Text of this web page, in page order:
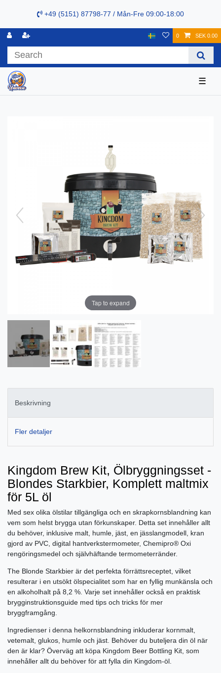
+49 (5151) 87798-77 / Mån-Fre 09:00-18:00
0 SEK 0.00
☰
Tap to expand
Beskrivning
Fler detaljer
Kingdom Brew Kit, Ölbryggningsset -
Blondes Starkbier, Komplett maltmix
för 5L öl
Med sex olika ölstilar tillgängliga och en skrapkornsblandning kan
vem som helst brygga utan förkunskaper. Detta set innehåller allt
du behöver, inklusive malt, humle, jäst, en jässlangmodell, kran
gjord av PVC, digital hantverkstermometer, Chemipro® Oxi
rengöringsmedel och självhäftande termometerränder.
The Blonde Starkbier är det perfekta förrättsreceptet, vilket
resulterar i en utsökt ölspecialitet som har en fyllig munkänsla och
en alkoholhalt på 8,2 %. Varje set innehåller också en praktisk
brygginstruktionsguide med tips och tricks för mer
bryggframgång.
Ingredienser i denna helkornsblandning inkluderar kornmalt,
vetemalt, glukos, humle och jäst. Behöver du buteljera din öl när
den är klar? Överväg att köpa Kingdom Beer Bottling Kit, som
innehåller allt du behöver för att fylla din Kingdom-öl.